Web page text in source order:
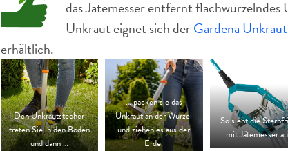
das Jätemesser entfernt
Unkraut eignet sich derGardena
erhältlich.
Den Unkrautstecher
treten Sie in den Boden
und dann …
… packen sie das
Unkraut an der Wurzel
und ziehen es aus der
Erde.
So sieht die
mit Jätemesser